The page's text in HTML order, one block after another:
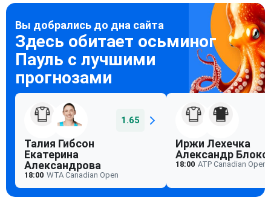
1.65
Талия Гибсон
Екатерина
Александрова
18:00 WTA Canadian Open
Иржи Лехечка
Александр Блокс
18:00 ATP Canadian Open